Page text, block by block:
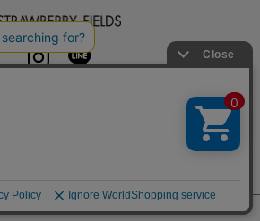
INSTAGRAM
LINE
特定商取引法に基づく表記
会社概要
ーコレクション 店舗一覧